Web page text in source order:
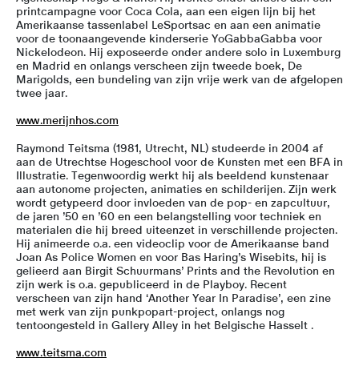
printcampagne voor Coca Cola, aan een eigen lijn bij het
Amerikaanse tassenlabel LeSportsac en aan een animatie
voor de toonaangevende kinderserie YoGabbaGabba voor
Nickelodeon. Hij exposeerde onder andere solo in Luxemburg
en Madrid en onlangs verscheen zijn tweede boek, De
Marigolds, een bundeling van zijn vrije werk van de afgelopen
twee jaar.
www.merijnhos.com
Raymond Teitsma (1981, Utrecht, NL) studeerde in 2004 af
aan de Utrechtse Hogeschool voor de Kunsten met een BFA in
Illustratie. Tegenwoordig werkt hij als beeldend kunstenaar
aan autonome projecten, animaties en schilderijen. Zijn werk
wordt getypeerd door invloeden van de pop- en zapcultuur,
de jaren ’50 en ’60 en een belangstelling voor techniek en
materialen die hij breed uiteenzet in verschillende projecten.
Hij animeerde o.a. een videoclip voor de Amerikaanse band
Joan As Police Women en voor Bas Haring’s Wisebits, hij is
gelieerd aan Birgit Schuurmans’ Prints and the Revolution en
zijn werk is o.a. gepubliceerd in de Playboy. Recent
verscheen van zijn hand ‘Another Year In Paradise’, een zine
met werk van zijn punkpopart-project, onlangs nog
tentoongesteld in Gallery Alley in het Belgische Hasselt .
www.teitsma.com